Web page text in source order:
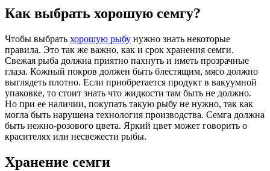
Как выбрать хорошую семгу?
Чтобы выбрать хорошую рыбу нужно знать некоторые
правила. Это так же важно, как и срок хранения семги.
Свежая рыба должна приятно пахнуть и иметь прозрачные
глаза. Кожный покров должен быть блестящим, мясо должно
выглядеть плотно. Если приобретается продукт в вакуумной
упаковке, то стоит знать что жидкости там быть не должно.
Но при ее наличии, покупать такую рыбу не нужно, так как
могла быть нарушена технология производства. Семга должна
быть нежно-розового цвета. Яркий цвет может говорить о
красителях или несвежести рыбы.
Хранение семги